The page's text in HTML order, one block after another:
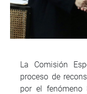
La Comisión
proceso de
por el fenómeno